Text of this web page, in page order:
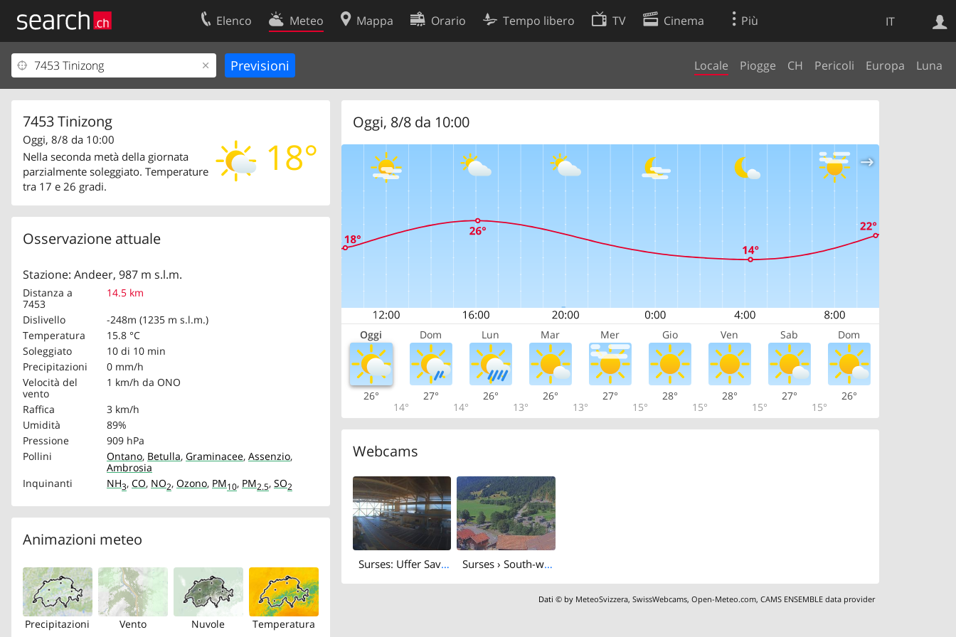
IT
Elenco Meteo Mappa Orario Tempo libero TV Cinema Più
Locale Piogge CH Pericoli Europa Luna
7453 Tinizong
18°
Oggi, 8/8 da 10:00
Nella seconda metà della giornata
parzialmente soleggiato. Temperature
tra 17 e 26 gradi.
Osservazione attuale
Stazione: Andeer, 987 m s.l.m.
Distanza a
7453
14.5 km
Dislivello
-248m (1235 m s.l.m.)
Temperatura
15.8 °C
Soleggiato
10 di 10 min
Precipitazioni
0 mm/h
Velocità del
vento
1 km/h da ONO
Raffica
3 km/h
Umidità
89%
Pressione
909 hPa
Pollini
Ontano, Betulla, Graminacee, Assenzio,
Ambrosia
Inquinanti
NH3, CO, NO2, Ozono, PM10, PM2.5, SO2
Animazioni meteo
Precipitazioni Vento Nuvole Temperatura
Oggi, 8/8 da 10:00
Oggi Dom Lun Mar Mer Gio Ven Sab Dom
26°
14°
27°
14°
26°
13°
26°
13°
27°
15°
28°
15°
28°
15°
27°
15°
26°
Webcams
Surses: Uffer Savognin Surses › South-west: Langlaufzentrum Rona
Dati © by MeteoSvizzera,SwissWebcams,Open-Meteo.com,CAMS ENSEMBLE data provider
Ricerca Web
Il vostro profolio
Area clienti
Contatti
Condizioni d’uso
Preferenze cookie